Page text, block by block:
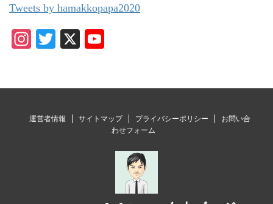
Tweets by hamakkopapa2020
In
m
T
X
e
C
ha
el
運営者情報 サイトマップ プライバシーポリシー
お問い合
わせフォーム